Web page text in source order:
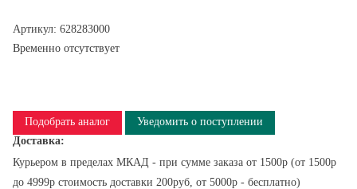
Артикул: 628283000
Временно отсутствует
Подобрать аналог
Уведомить о поступлении
Доставка:
Курьером в пределах МКАД - при сумме заказа от 1500р (от 1500р
до 4999р стоимость доставки 200руб, от 5000р - бесплатно)